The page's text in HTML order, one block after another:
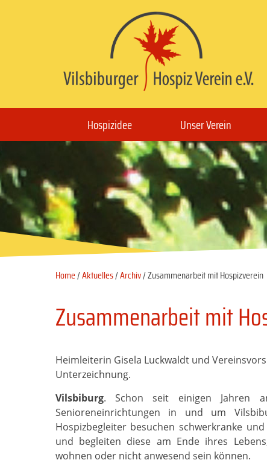
Hospizidee Unser Verein
Home/Aktuelles/Archiv/ Zusammenarbeit mit Hospizverein
Zusammenarbeit mit
Heimleiterin Gisela Luckwaldt und
Unterzeichnung.
Vilsbiburg. Schon seit einigen Jahren
Senioreneinrichtungen in und um
Hospizbegleiter besuchen schwerkranke
und begleiten diese am Ende ihres
wohnen oder nicht anwesend sein können.